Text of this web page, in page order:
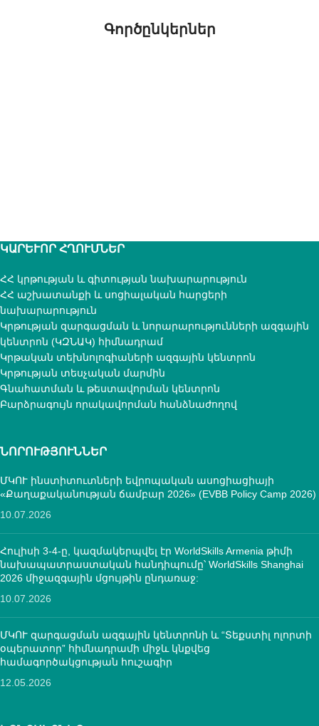
Գործընկերներ
ԿԱՐԵՒՈՐ ՀՂՈՒՄՆԵՐ
ՀՀ կրթության և գիտության նախարարություն
ՀՀ աշխատանքի և սոցիալական հարցերի
նախարարություն
Կրթության զարգացման և նորարարությունների ազգային
կենտրոն (ԿԶՆԱԿ) հիմնադրամ
Կրթական տեխնոլոգիաների ազգային կենտրոն
Կրթության տեսչական մարմին
Գնահատման և թեստավորման կենտրոն
Բարձրագույն որակավորման հանձնաժողով
ՆՈՐՈՒԹՅՈՒՆՆԵՐ
ՄԿՈՒ ինստիտուտների եվրոպական ասոցիացիայի
«Քաղաքականության ճամբար 2026» (EVBB Policy Camp 2026)
10.07.2026
Հուլիսի 3-4-ը, կազմակերպվել էր WorldSkills Armenia թիմի
նախապատրաստական հանդիպումը՝ WorldSkills Shanghai
2026 միջազգային մցույթին ընդառաջ:
10.07.2026
ՄԿՈՒ զարգացման ազգային կենտրոնի և “Տեքստիլ ոլորտի
օպերատոր” հիմնադրամի միջև կնքվեց
համագործակցության հուշագիր
12.05.2026